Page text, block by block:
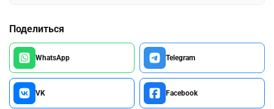
Поделиться
WhatsApp Telegram
VK Facebook